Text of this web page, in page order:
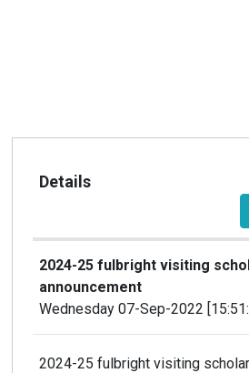
Details
2024-25 fulbright visiting
announcement
Wednesday 07-Sep-2022
2024-25 fulbright visiting